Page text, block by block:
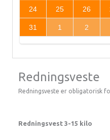
24 25 26
31 1 2
Redningsveste
Redningsveste er obligatorisk
Redningsvest 3-15 kilo